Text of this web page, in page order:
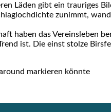
Läden gibt ein trau­ri­ges
zunimmt,
haben das Ver­eins­le­ben
ist. Die einst stol­ze
mar­kie­ren könn­te